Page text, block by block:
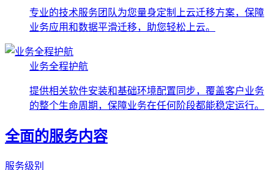
专业的技术服务团队为您量身定制上云迁移方案，保障
业务应用和数据平滑迁移，助您轻松上云。
业务全程护航
提供相关软件安装和基础环境配置同步，覆盖客户业务
的整个生命周期，保障业务在任何阶段都能稳定运行。
全面的服务内容
服务级别